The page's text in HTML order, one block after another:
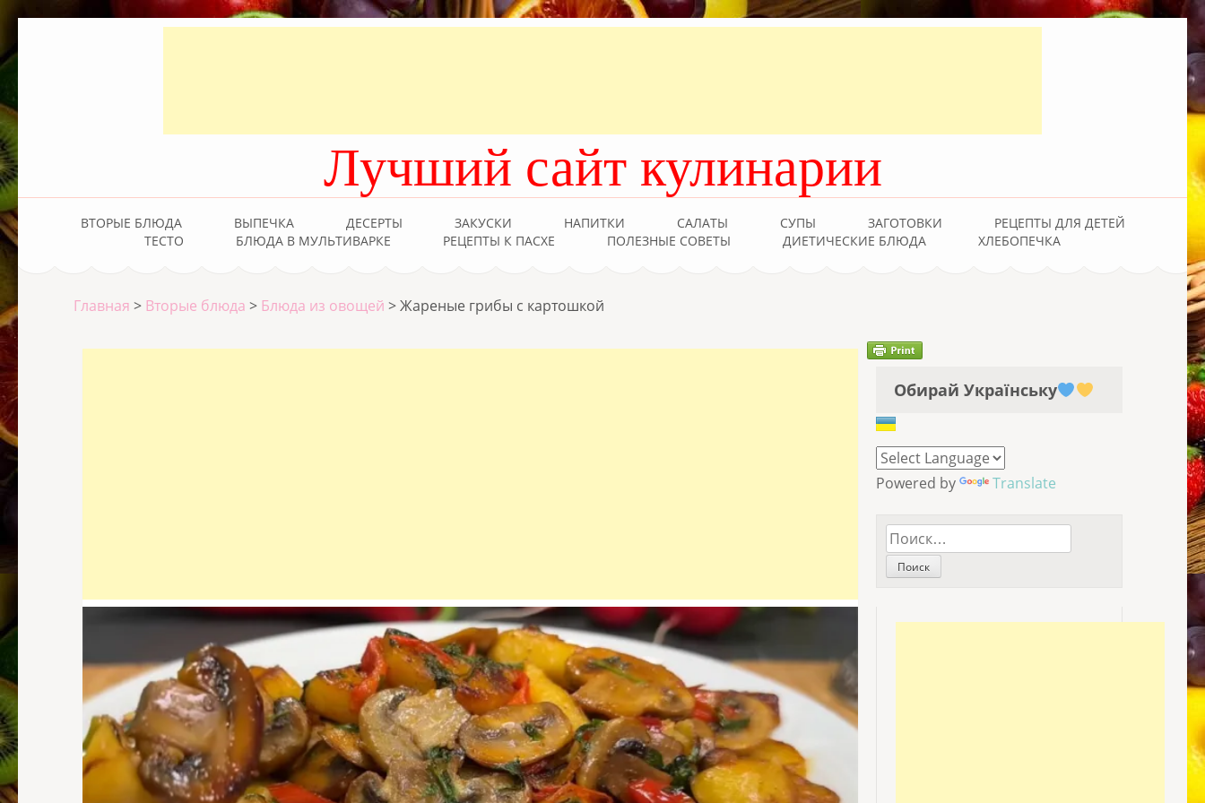
Лучший сайт кулинарии
ВТОРЫЕ БЛЮДА ВЫПЕЧКА ДЕСЕРТЫ ЗАКУСКИ НАПИТКИ САЛАТЫ СУПЫ ЗАГОТОВКИ
РЕЦЕПТЫ ДЛЯ ДЕТЕЙ
ТЕСТО
БЛЮДА В МУЛЬТИВАРКЕ РЕЦЕПТЫ К ПАСХЕ ПОЛЕЗНЫЕ СОВЕТЫ ДИЕТИЧЕСКИЕ БЛЮДА ХЛЕБОПЕЧКА
Главная > Вторые блюда > Блюда из овощей >Жареные грибы с картошкой
Обирай Українську
Powered by Translate
Найти: